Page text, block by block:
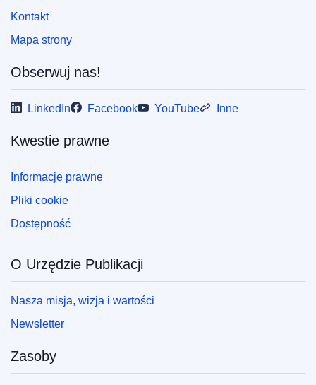
Kontakt
Mapa strony
Obserwuj nas!
LinkedIn Facebook YouTube Inne
Kwestie prawne
Informacje prawne
Pliki cookie
Dostępność
O Urzędzie Publikacji
Nasza misja, wizja i wartości
Newsletter
Zasoby